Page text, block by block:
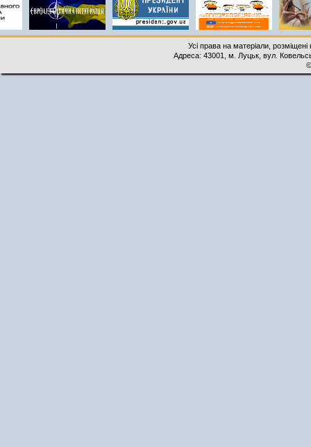
Усі права на матеріали,
Адреса: 43001, м. Луцьк, вул.